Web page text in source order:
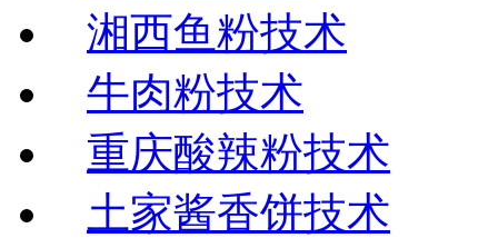
湘西鱼粉技术
牛肉粉技术
重庆酸辣粉技术
土家酱香饼技术